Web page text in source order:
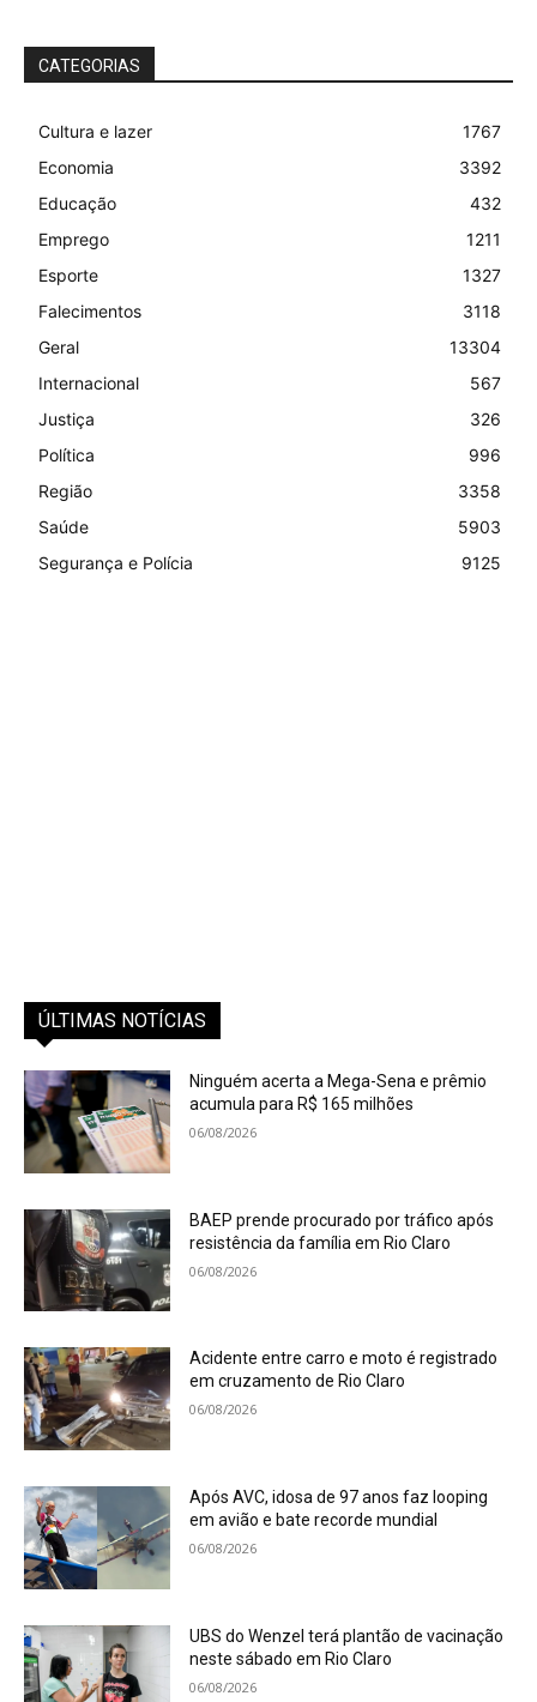
CATEGORIAS
Cultura e lazer
1767
Economia
3392
Educação
432
Emprego
1211
Esporte
1327
Falecimentos
3118
Geral
13304
Internacional
567
Justiça
326
Política
996
Região
3358
Saúde
5903
Segurança e Polícia
9125
ÚLTIMAS NOTÍCIAS
Ninguém acerta a Mega-Sena e prêmio
acumula para R$ 165 milhões
06/08/2026
BAEP prende procurado por tráfico após
resistência da família em Rio Claro
06/08/2026
Acidente entre carro e moto é registrado
em cruzamento de Rio Claro
06/08/2026
Após AVC, idosa de 97 anos faz looping
em avião e bate recorde mundial
06/08/2026
UBS do Wenzel terá plantão de vacinação
neste sábado em Rio Claro
06/08/2026